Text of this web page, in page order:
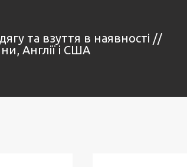
та взуття в наявності //
Англії і США